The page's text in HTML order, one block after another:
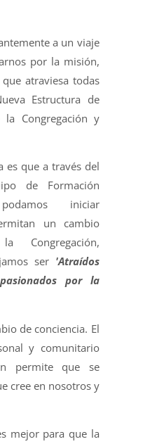
a un viaje
por la misión,
atraviesa todas
Estructura de
la Congregación y
es que a través del
de Formación
iniciar
un cambio
Congregación,
ser 'Atraídos
por la
de conciencia. El
y comunitario
permite que se
cree en nosotros y
mejor para que la